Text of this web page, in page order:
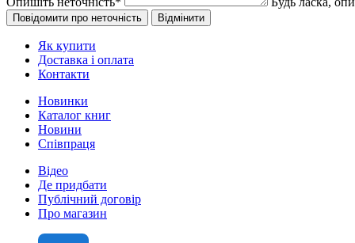
Як купити
Доставка і оплата
Контакти
Новинки
Каталог книг
Новини
Співпраця
Відео
Де придбати
Публічний договір
Про магазин